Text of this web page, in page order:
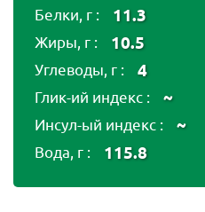
Белки, г : 11.3
Жиры, г : 10.5
Углеводы, г : 4
Глик-ий индекс : ~
Инсул-ый индекс : ~
Вода, г : 115.8